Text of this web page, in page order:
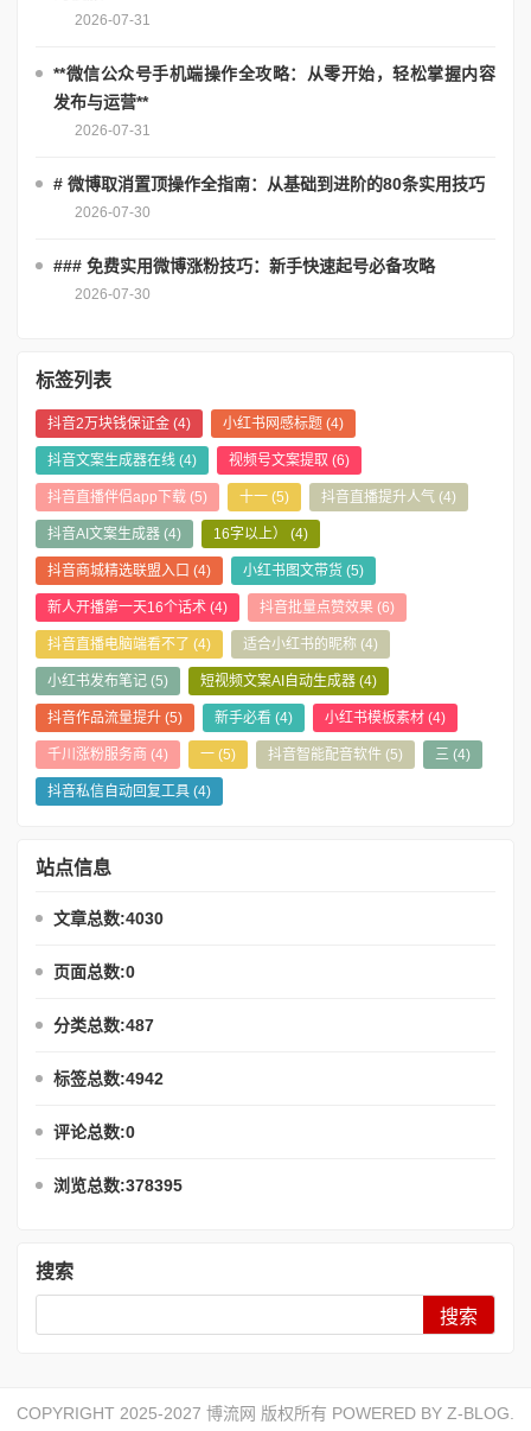
2026-07-31
**微信公众号手机端操作全攻略：从零开始，轻松掌握内容
发布与运营**
2026-07-31
# 微博取消置顶操作全指南：从基础到进阶的80条实用技巧
2026-07-30
### 免费实用微博涨粉技巧：新手快速起号必备攻略
2026-07-30
标签列表
抖音2万块钱保证金 (4) 小红书网感标题 (4)
抖音文案生成器在线 (4) 视频号文案提取 (6)
抖音直播伴侣app下载 (5) 十一 (5) 抖音直播提升人气 (4)
抖音AI文案生成器 (4) 16字以上） (4)
抖音商城精选联盟入口 (4) 小红书图文带货 (5)
新人开播第一天16个话术 (4) 抖音批量点赞效果 (6)
抖音直播电脑端看不了 (4) 适合小红书的昵称 (4)
小红书发布笔记 (5) 短视频文案AI自动生成器 (4)
抖音作品流量提升 (5) 新手必看 (4) 小红书模板素材 (4)
千川涨粉服务商 (4) 一 (5) 抖音智能配音软件 (5) 三 (4)
抖音私信自动回复工具 (4)
站点信息
文章总数:4030
页面总数:0
分类总数:487
标签总数:4942
评论总数:0
浏览总数:378395
搜索
COPYRIGHT 2025-2027 博流网 版权所有 POWERED BY Z-BLOG